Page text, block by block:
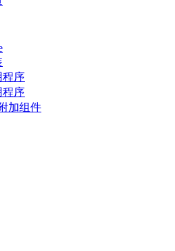
程序
程序
加组件